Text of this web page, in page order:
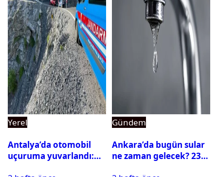
Yerel
Antalya’da otomobil
uçuruma yuvarlandı:
Gündem
Ankara’da bugün sular
ne zaman gelecek? 23